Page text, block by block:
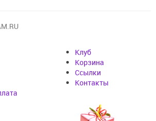
Клуб
Корзина
Cсылки
Контакты